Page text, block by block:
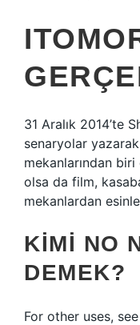
31 Aralık 2014’te
senaryolar
mekanlarından
olsa da film,
mekanlardan
KIMI NO
DEMEK?
For other uses,